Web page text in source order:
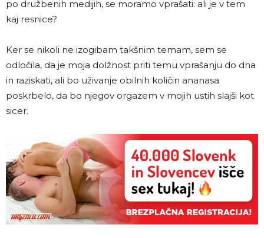
po družbenih medijih, se moramo vprašati: ali je v tem
kaj resnice?
Ker se nikoli ne izogibam takšnim temam, sem se
odločila, da je moja dolžnost priti temu vprašanju do dna
in raziskati, ali bo uživanje obilnih količin ananasa
poskrbelo, da bo njegov orgazem v mojih ustih slajši kot
sicer.